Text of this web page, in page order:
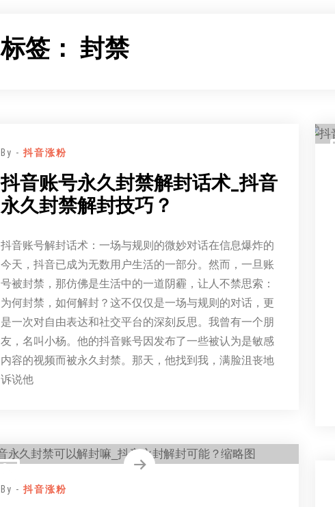
标签：封禁
By -抖音涨粉
抖音账号永久封禁解封话术_抖音
永久封禁解封技巧？
抖音账号解封话术：一场与规则的微妙对话在信息爆炸的
今天，抖音已成为无数用户生活的一部分。然而，一旦账
号被封禁，那仿佛是生活中的一道阴霾，让人不禁思索：
为何封禁，如何解封？这不仅仅是一场与规则的对话，更
是一次对自由表达和社交平台的深刻反思。我曾有一个朋
友，名叫小杨。他的抖音账号因发布了一些被认为是敏感
内容的视频而被永久封禁。那天，他找到我，满脸沮丧地
诉说他
By -抖音涨粉